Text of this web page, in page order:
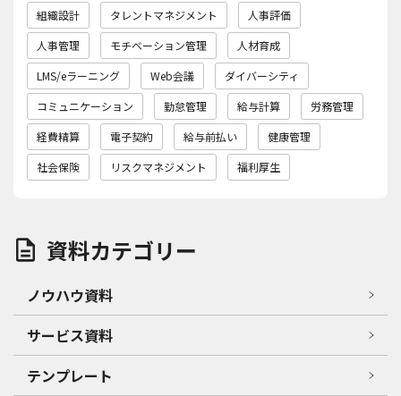
組織設計
タレントマネジメント
人事評価
人事管理
モチベーション管理
人材育成
LMS/eラーニング
Web会議
ダイバーシティ
コミュニケーション
勤怠管理 給与計算
労務管理
経費精算
電子契約 給与前払い
健康管理
社会保険
リスクマネジメント 福利厚生
資料カテゴリー
ノウハウ資料
サービス資料
テンプレート